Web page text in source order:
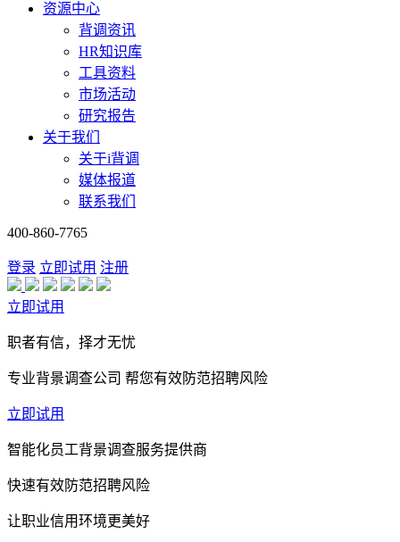
资源中心
背调资讯
HR知识库
工具资料
市场活动
研究报告
关于我们
关于i背调
媒体报道
联系我们
400-860-7765
登录 立即试用 注册
立即试用
职者有信，择才无忧
专业背景调查公司 帮您有效防范招聘风险
立即试用
智能化员工背景调查服务提供商
快速有效防范招聘风险
让职业信用环境更美好